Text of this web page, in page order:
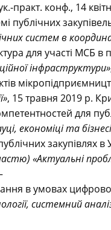
практ. конф., 14
систем в
для участі МСБ в
інфраструктури»
», 15 травня 2019 р.
для
економіці та
закупівлях в
«Актуальні
в умовах
системний